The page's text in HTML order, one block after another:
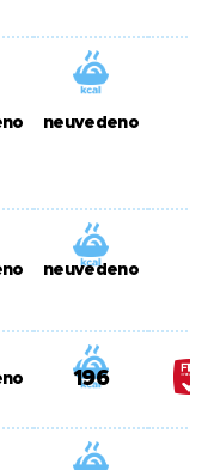
neuvedeno
neuvedeno
196